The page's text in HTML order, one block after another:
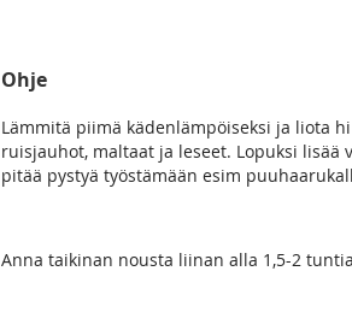
Ohje
Lämmitä piimä kädenlämpöiseksi ja liota
ruisjauhot, maltaat ja leseet. Lopuksi
pitää pystyä työstämään esim
Anna taikinan nousta liinan alla 1,5-2